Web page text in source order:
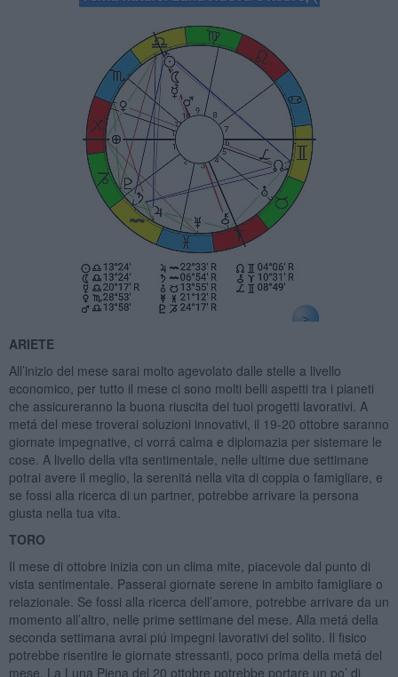
ARIETE
All’inizio del mese sarai molto agevolato dalle stelle a livello
economico, per tutto il mese ci sono molti belli aspetti tra i pianeti
che assicureranno la buona riuscita dei tuoi progetti lavorativi. A
metá del mese troverai soluzioni innovativi, il 19-20 ottobre saranno
giornate impegnative, ci vorrá calma e diplomazia per sistemare le
cose. A livello della vita sentimentale, nelle ultime due settimane
potrai avere il meglio, la serenitá nella vita di coppia o famigliare, e
se fossi alla ricerca di un partner, potrebbe arrivare la persona
giusta nella tua vita.
TORO
Il mese di ottobre inizia con un clima mite, piacevole dal punto di
vista sentimentale. Passerai giornate serene in ambito famigliare o
relazionale. Se fossi alla ricerca dell’amore, potrebbe arrivare da un
momento all’altro, nelle prime settimane del mese. Alla metá della
seconda settimana avrai piú impegni lavorativi del solito. Il fisico
potrebbe risentire le giornate stressanti, poco prima della metá del
mese. La Luna Piena del 20 ottobre potrebbe portare un po’ di